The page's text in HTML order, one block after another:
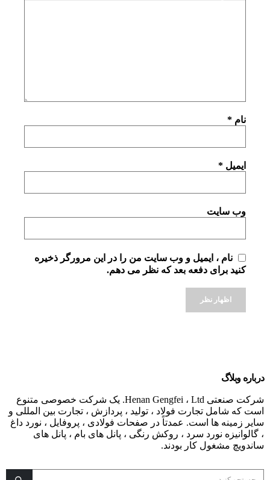
نام *
ایمیل *
وب سایت
نام ، ایمیل و وب سایت من را در این مرورگر ذخیره
کنید برای دفعه بعد که نظر می دهم.
درباره وبلاگ
شرکت صنعتی Henan Gengfei ، Ltd. یک شرکت خصوصی متنوع
است که شامل تجارت فولاد ، تولید ، پردازش ، تجارت بین المللی و
سایر زمینه ها است. عمدتاً در صفحات فولادی ، پروفایل ، نورد داغ
، گالوانیزه نورد سرد ، روکش رنگی ، پانل های بام ، پانل های
ساندویچ مشغول کار بودند.